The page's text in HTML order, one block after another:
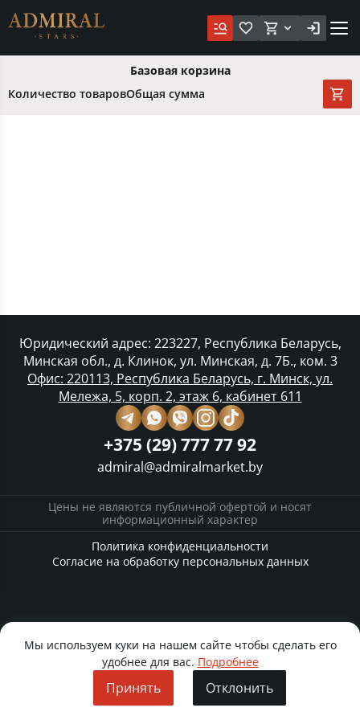
Базовая корзина
Количество товаровОбщая сумма
Юридический адрес: 223227, Республика Беларусь,
Минская обл., д. Клинок, ул. Минская, д. 7Б., ком. 3
Офис: 220113, Республика Беларусь, г. Минск, ул.
Мележа, 5, корп. 2, этаж 6, кабинет 611
+375 (29) 777 77 92
admiral@admiralmarket.by
Цены не являются публичной офертой и носят
информационный характер
Политика конфиденциальности
Согласие на обработку персональных данных
Мы используем куки на нашем сайте чтобы сделать его
удобнее для вас. Подробнее
Принять Отклонить